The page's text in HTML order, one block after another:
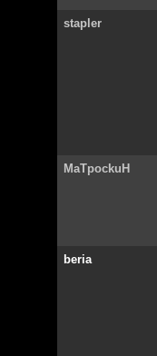
stapler
MaTpockuH
beria